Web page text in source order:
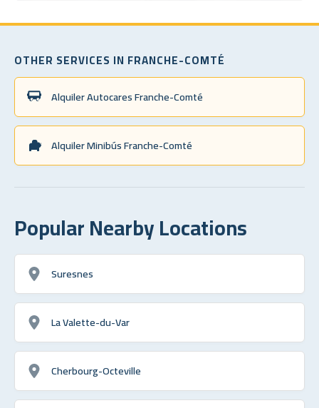
OTHER SERVICES IN FRANCHE-COMTÉ
Alquiler Autocares Franche-Comté
Alquiler Minibús Franche-Comté
Popular Nearby Locations
Suresnes
La Valette-du-Var
Cherbourg-Octeville